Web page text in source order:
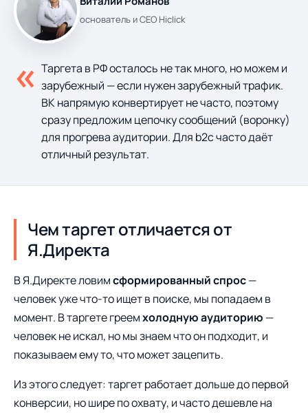
основатель и CEO Hiclick
« Таргета в РФ осталось не так много, но можем и
зарубежный — если нужен зарубежный трафик.
ВК напрямую конвертирует не часто, поэтому
сразу предложим цепочку сообщений (воронку)
для прогрева аудитории. Для b2c часто даёт
отличный результат.
Чем таргет отличается от
Я.Директа
В Я.Директе ловимсформированный спрос—
человек уже что-то ищет в поиске, мы попадаем в
момент. В таргете греемхолодную аудиторию —
человек не искал, но мы знаем что он подходит, и
показываем ему то, что может зацепить.
Из этого следует: таргет работает дольше до первой
конверсии, но шире по охвату, и часто дешевле на